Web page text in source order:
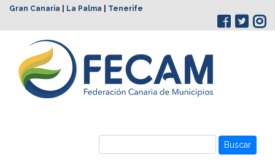
Gran Canaria La Palma Tenerife
Buscar